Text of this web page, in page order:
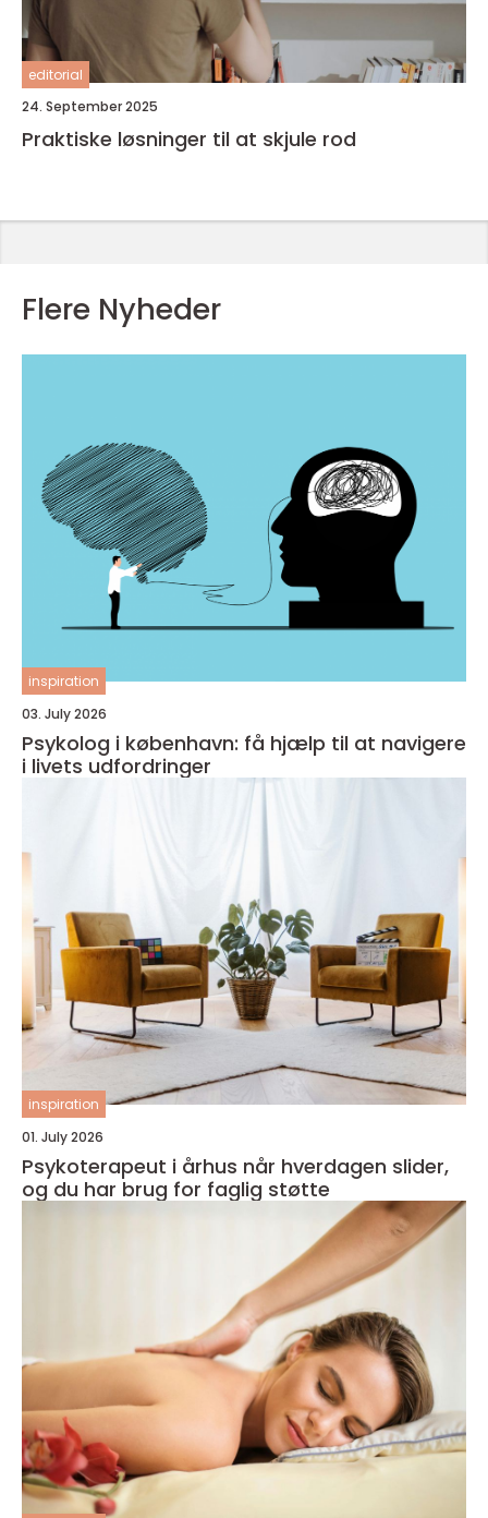
editorial
24. September 2025
Praktiske løsninger til at skjule rod
Flere Nyheder
inspiration
03. July 2026
Psykolog i københavn: få hjælp til at navigere
i livets udfordringer
inspiration
01. July 2026
Psykoterapeut i århus når hverdagen slider,
og du har brug for faglig støtte